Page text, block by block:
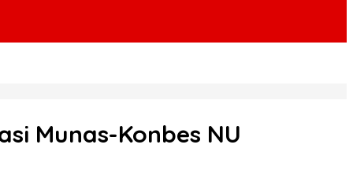
Munas-Konbes NU